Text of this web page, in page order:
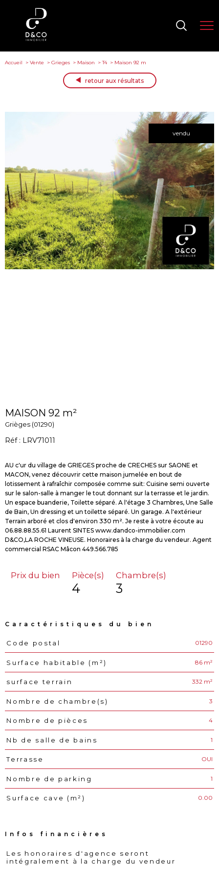
Accueil Vente Grieges Maison T4 Maison 92 m
retour aux résultats
vendu
MAISON 92 m²
Grièges (01290)
Réf : LRV71011
AU c'ur du village de GRIEGES proche de CRECHES sur SAONE et
MACON, venez découvrir cette maison jumelée en bout de
lotissement à rafraîchir composée comme suit: Cuisine semi ouverte
sur le salon-salle à manger le tout donnant sur la terrasse et le jardin.
Un espace buanderie, Toilette séparé. A l'étage 3 Chambres, Une Salle
de Bain, Un dressing et un toilette séparé. Un garage. A l'extérieur
Terrain arboré et clos d'environ 330 m². Je reste à votre écoute au
06.88.88.55.61 Laurent SINTES www.dandco-immobilier.com
D&CO,LA ROCHE VINEUSE. Honoraires à la charge du vendeur. Agent
Prix du bien Pièce(s)
4
Chambre(s)
3
Caractéristiques du bien
Caractéristiques
Code postal 01290
Surface habitable (m²) 86 m²
surface terrain 332 m²
Nombre de chambre(s) 3
Nombre de pièces 4
Nb de salle de bains 1
Terrasse OUI
Nombre de parking 1
Surface cave (m²) 0.00
Infos financières
Caractéristiques Valeurs
Les honoraires d'agence seront
intégralement à la charge du vendeur